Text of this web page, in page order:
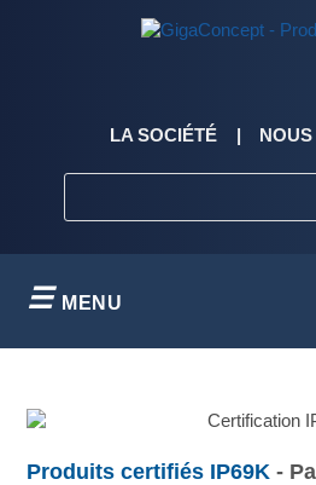
LA SOCIÉTÉ
MENU
Produits certifiés IP69K -